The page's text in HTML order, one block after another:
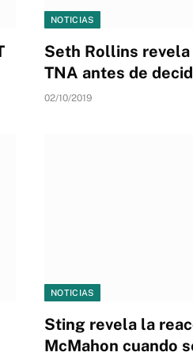
NOTICIAS
Seth Rollins revela
TNA antes de
02/10/2019
NOTICIAS
Sting revela la
McMahon cuando